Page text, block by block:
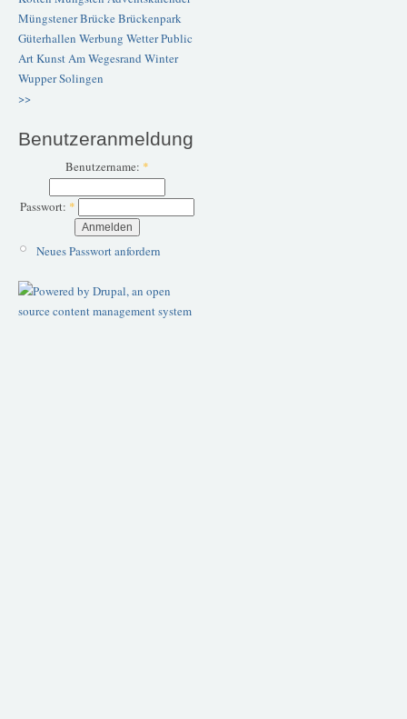
Müngstener BrückeBrückenpark
Güterhallen Werbung WetterPublic
ArtKunstAm Wegesrand Winter
WupperSolingen
>>
Benutzeranmeldung
Benutzername: *
Passwort: *
Neues Passwort anfordern